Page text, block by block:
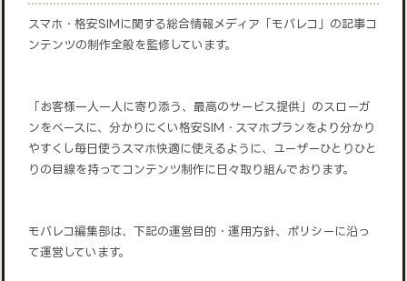
スマホ・格安SIMに関する総合情報メディア「モバレコ」の記事コ
ンテンツの制作全般を監修しています。
「お客様一人一人に寄り添う、最高のサービス提供」のスローガ
ンをベースに、分かりにくい格安SIM・スマホプランをより分かり
やすくし毎日使うスマホ快適に使えるように、ユーザーひとりひと
りの目線を持ってコンテンツ制作に日々取り組んでおります。
モバレコ編集部は、下記の運営目的・運用方針、ポリシーに沿っ
て運営しています。